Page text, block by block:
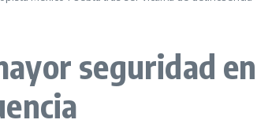
seguridad